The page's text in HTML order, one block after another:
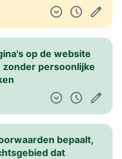
op de website
persoonlijke
bepaalt,
dat